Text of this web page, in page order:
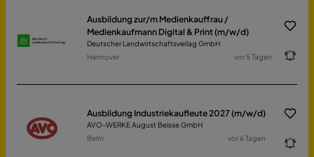
Ausbildung zur/m Medienkauffrau /
Medienkaufmann Digital & Print (m/w/d)
Deutscher Landwirtschaftsverlag GmbH
Hannover
vor 5 Tagen
Ausbildung Industriekaufleute 2027 (m/w/d)
AVO-WERKE August Beisse GmbH
Belm
vor 6 Tagen